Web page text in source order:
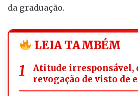
da graduação.
LEIA TAMBÉM
Atitude irresponsável,
revogação de visto de